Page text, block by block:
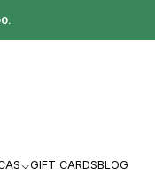
GIFT CARDSBLOG